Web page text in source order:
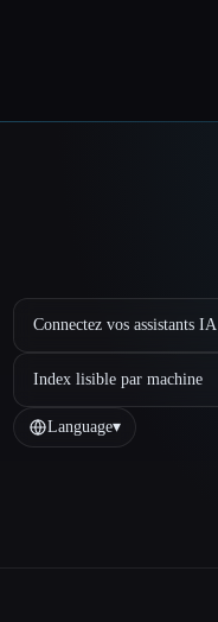
Connectez vos assistants IA
Index lisible par machine
Language▾